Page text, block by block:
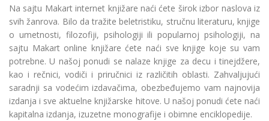
Na sajtu Makart internet knjižare naći ćete širok izbor naslova iz
svih žanrova. Bilo da tražite beletristiku, stručnu literaturu, knjige
o umetnosti, filozofiji, psihologiji ili popularnoj psihologiji, na
sajtu Makart online knjižare ćete naći sve knjige koje su vam
potrebne. U našoj ponudi se nalaze knjige za decu i tinejdžere,
kao i rečnici, vodiči i priručnici iz različitih oblasti. Zahvaljujući
saradnji sa vodećim izdavačima, obezbeđujemo vam najnovija
izdanja i sve aktuelne knjižarske hitove. U našoj ponudi ćete naći
kapitalna izdanja, izuzetne monografije i obimne enciklopedije.